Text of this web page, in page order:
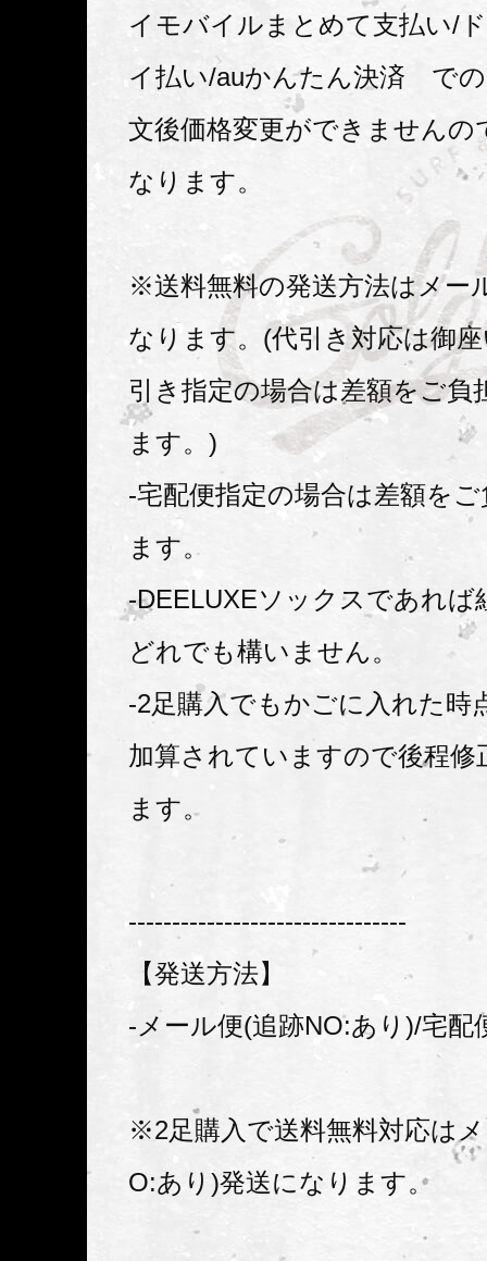
イモバイルまとめて支払い/
イ払い/auかんたん決済 で
文後価格変更ができませんの
なります。
※送料無料の発送方法はメー
なります。(代引き対応は御
引き指定の場合は差額をご負
ます。)
-宅配便指定の場合は差額を
ます。
-DEELUXEソックスであれば
どれでも構いません。
-2足購入でもかごに入れた時
加算されていますので後程修
ます。
--------------------------------
【発送方法】
-メール便(追跡NO:あり)/宅配
※2足購入で送料無料対応は
O:あり)発送になります。